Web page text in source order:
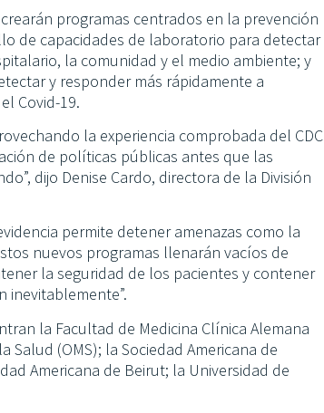
programas centrados en la prevención
de capacidades de laboratorio para detectar
la comunidad y el medio ambiente; y
y responder más rápidamente a
Covid-19.
la experiencia comprobada del CDC
de políticas públicas antes que las
dijo Denise Cardo, directora de la División
permite detener amenazas como la
nuevos programas llenarán vacíos de
la seguridad de los pacientes y contener
inevitablemente”.
la Facultad de Medicina Clínica Alemana
(OMS); la Sociedad Americana de
Americana de Beirut; la Universidad de